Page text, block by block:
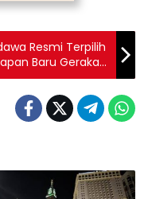
Resmi Terpilih
Baru Gerakan